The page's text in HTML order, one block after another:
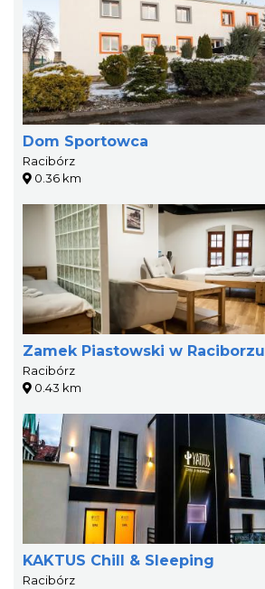
Dom Sportowca
Racibórz
0.36 km
Zamek Piastowski w Raciborzu
Racibórz
0.43 km
KAKTUS Chill & Sleeping
Racibórz